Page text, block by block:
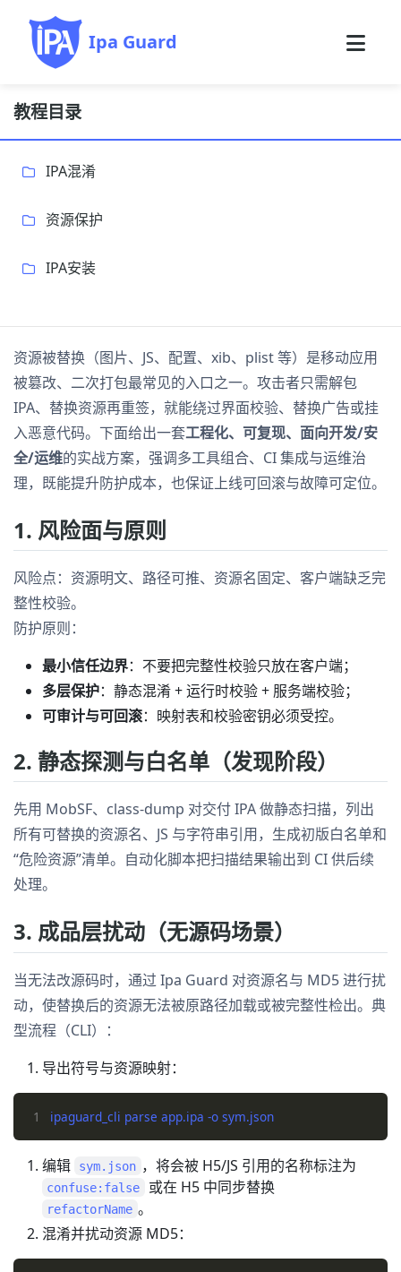
Ipa Guard
教程目录
IPA混淆
资源保护
IPA安装
资源被替换（图片、JS、配置、xib、plist 等）是移动应用
被篡改、二次打包最常见的入口之一。攻击者只需解包
IPA、替换资源再重签，就能绕过界面校验、替换广告或挂
入恶意代码。下面给出一套工程化、可复现、面向开发/安
全/运维的实战方案，强调多工具组合、CI 集成与运维治
理，既能提升防护成本，也保证上线可回滚与故障可定位。
1. 风险面与原则
风险点：资源明文、路径可推、资源名固定、客户端缺乏完
整性校验。
防护原则：
最小信任边界：不要把完整性校验只放在客户端；
多层保护：静态混淆 + 运行时校验 + 服务端校验；
可审计与可回滚：映射表和校验密钥必须受控。
2. 静态探测与白名单（发现阶段）
先用 MobSF、class-dump 对交付 IPA 做静态扫描，列出
所有可替换的资源名、JS 与字符串引用，生成初版白名单和
“危险资源”清单。自动化脚本把扫描结果输出到 CI 供后续
处理。
3. 成品层扰动（无源码场景）
当无法改源码时，通过 Ipa Guard 对资源名与 MD5 进行扰
动，使替换后的资源无法被原路径加载或被完整性检出。典
型流程（CLI）：
导出符号与资源映射：
1
编辑 sym.json ，将会被 H5/JS 引用的名称标注为
confuse:false 或在 H5 中同步替换
refactorName 。
混淆并扰动资源 MD5：